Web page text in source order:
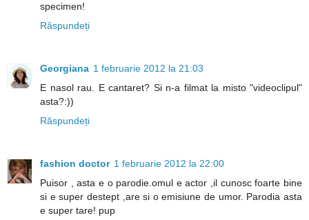
specimen!
Răspundeți
Georgiana 1 februarie 2012 la 21:03
E nasol rau. E cantaret? Si n-a filmat la misto "videoclipul"
asta?:))
Răspundeți
fashion doctor 1 februarie 2012 la 22:00
Puisor , asta e o parodie.omul e actor ,il cunosc foarte bine
si e super destept ,are si o emisiune de umor. Parodia asta
e super tare! pup